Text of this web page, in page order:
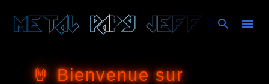
Accéder au contenu principal
🤘 Bienvenue sur